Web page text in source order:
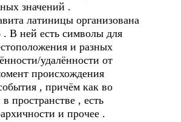
значений .
латиницы организована
. В ней есть символы для
и разных
удалённости от
происхождения
, причём как во
пространстве , есть
и прочее .